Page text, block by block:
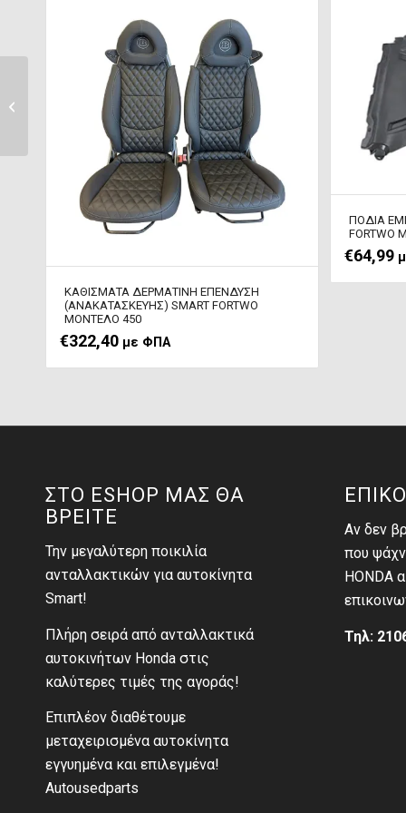
ΚΑΘΙΣΜΑΤΑ ΔΕΡΜΑΤΙΝΗ ΕΠΕΝΔΥΣΗ
(ΑΝΑΚΑΤΑΣΚΕΥΗΣ) SMART FORTWO
ΜΟΝΤΕΛΟ 450
€322,40 με ΦΠΑ
ΠΟΔΙΑ
FORTWO
€64,99
ΣΤΟ ESHOP ΜΑΣ ΘΑ
ΒΡΕΙΤΕ
Την μεγαλύτερη ποικιλία
ανταλλακτικών για αυτοκίνητα
Smart!
Πλήρη σειρά από ανταλλακτικά
αυτοκινήτων Honda στις
καλύτερες τιμές της αγοράς!
Επιπλέον διαθέτουμε
μεταχειρισμένα αυτοκίνητα
εγγυημένα και επιλεγμένα!
Autousedparts
Αν δεν
που
HONDA
Τηλ:
ΑΠΕΝΕΡΓΟΠΟΙΗΤΗΣ
ΗΧΟΥ ΖΩΝΗΣ SMART
FORFOUR ΜΟΝΤΕΛΟ...